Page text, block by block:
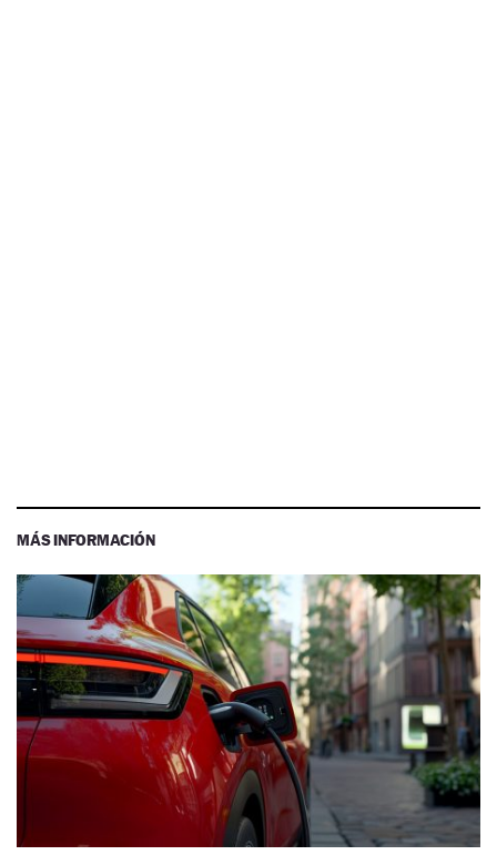
MÁS INFORMACIÓN